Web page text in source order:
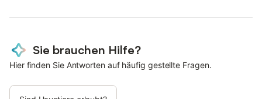
Sie brauchen Hilfe?
Hier finden Sie Antworten auf häufig gestellte Fragen.